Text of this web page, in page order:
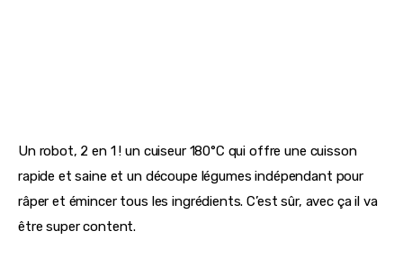
Un robot, 2 en 1 ! un cuiseur 180°C qui offre une cuisson
rapide et saine et un découpe légumes indépendant pour
râper et émincer tous les ingrédients. C’est sûr, avec ça il va